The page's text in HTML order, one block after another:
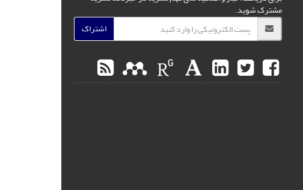
مشترک شوید.
اشتراک